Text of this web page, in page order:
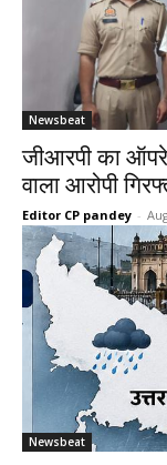
Newsbeat
जीआरपी का
वाला आरोपी
Editor CP pandey -
Newsbeat